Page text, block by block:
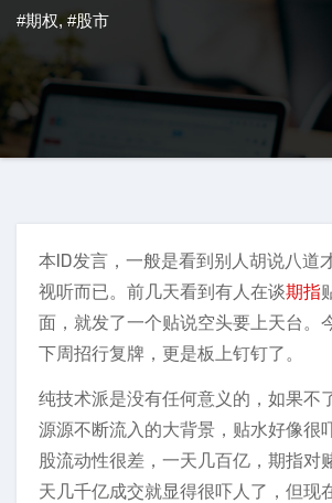
#期权, #股市
本ID发言，一般是看到别人胡说八道
视听而已。前几天看到有人在谈期指
面，就发了一个贴说空头要上天台。
下周招行复牌，更是板上钉钉了。
纯技术派是没有任何意义的，如果不
源源不断流入的大背景，贴水好像很
股流动性很差，一天几百亿，期指对
天几千亿成交就显得很吓人了，但现